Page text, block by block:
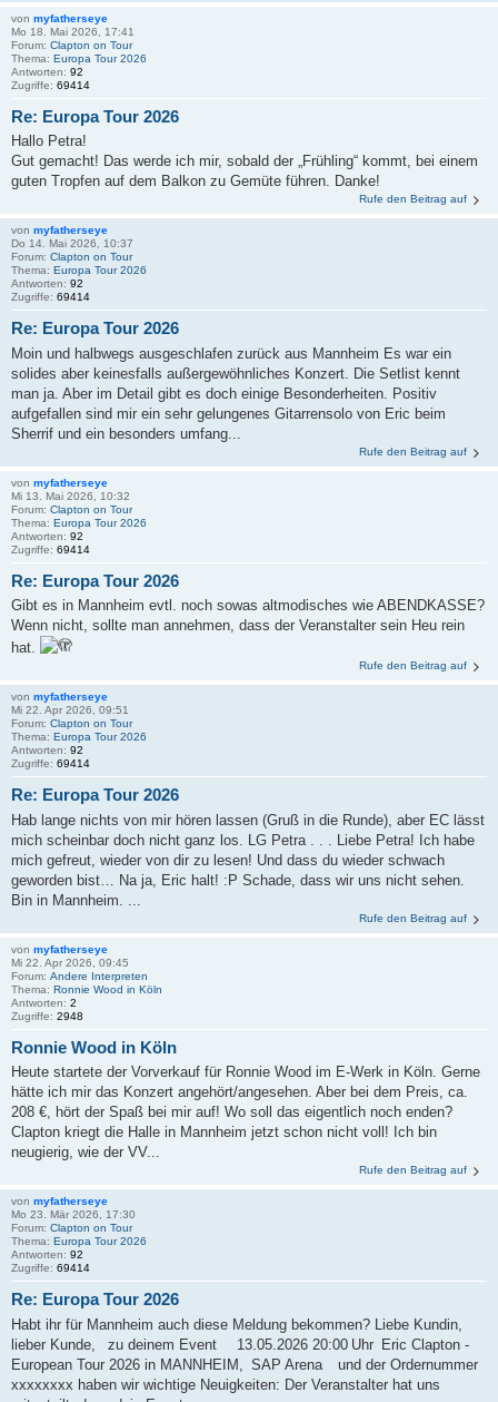
von myfatherseye
Mo 18. Mai 2026, 17:41
Forum: Clapton on Tour
Thema: Europa Tour 2026
Antworten: 92
Zugriffe: 69414
Re: Europa Tour 2026
Hallo Petra!
Gut gemacht! Das werde ich mir, sobald der „Frühling“ kommt, bei einem
guten Tropfen auf dem Balkon zu Gemüte führen. Danke!
Rufe den Beitrag auf
von myfatherseye
Do 14. Mai 2026, 10:37
Forum: Clapton on Tour
Thema: Europa Tour 2026
Antworten: 92
Zugriffe: 69414
Re: Europa Tour 2026
Moin und halbwegs ausgeschlafen zurück aus Mannheim Es war ein
solides aber keinesfalls außergewöhnliches Konzert. Die Setlist kennt
man ja. Aber im Detail gibt es doch einige Besonderheiten. Positiv
aufgefallen sind mir ein sehr gelungenes Gitarrensolo von Eric beim
Sherrif und ein besonders umfang...
Rufe den Beitrag auf
von myfatherseye
Mi 13. Mai 2026, 10:32
Forum: Clapton on Tour
Thema: Europa Tour 2026
Antworten: 92
Zugriffe: 69414
Re: Europa Tour 2026
Gibt es in Mannheim evtl. noch sowas altmodisches wie ABENDKASSE?
Wenn nicht, sollte man annehmen, dass der Veranstalter sein Heu rein
hat.
Rufe den Beitrag auf
von myfatherseye
Mi 22. Apr 2026, 09:51
Forum: Clapton on Tour
Thema: Europa Tour 2026
Antworten: 92
Zugriffe: 69414
Re: Europa Tour 2026
Hab lange nichts von mir hören lassen (Gruß in die Runde), aber EC lässt
mich scheinbar doch nicht ganz los. LG Petra . . . Liebe Petra! Ich habe
mich gefreut, wieder von dir zu lesen! Und dass du wieder schwach
geworden bist… Na ja, Eric halt! :P Schade, dass wir uns nicht sehen.
Bin in Mannheim. ...
Rufe den Beitrag auf
von myfatherseye
Mi 22. Apr 2026, 09:45
Forum: Andere Interpreten
Thema: Ronnie Wood in Köln
Antworten: 2
Zugriffe: 2948
Ronnie Wood in Köln
Heute startete der Vorverkauf für Ronnie Wood im E-Werk in Köln. Gerne
hätte ich mir das Konzert angehört/angesehen. Aber bei dem Preis, ca.
208 €, hört der Spaß bei mir auf! Wo soll das eigentlich noch enden?
Clapton kriegt die Halle in Mannheim jetzt schon nicht voll! Ich bin
neugierig, wie der VV...
Rufe den Beitrag auf
von myfatherseye
Mo 23. Mär 2026, 17:30
Forum: Clapton on Tour
Thema: Europa Tour 2026
Antworten: 92
Zugriffe: 69414
Re: Europa Tour 2026
Habt ihr für Mannheim auch diese Meldung bekommen? Liebe Kundin,
lieber Kunde, zu deinem Event 13.05.2026 20:00 Uhr Eric Clapton -
European Tour 2026 in MANNHEIM, SAP Arena und der Ordernummer
xxxxxxxx haben wir wichtige Neuigkeiten: Der Veranstalter hat uns